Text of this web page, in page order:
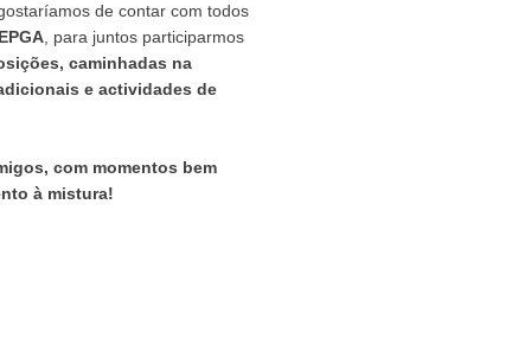
de contar com todos
, para juntos participarmos
caminhadas na
e actividades de
com momentos bem
à mistura!